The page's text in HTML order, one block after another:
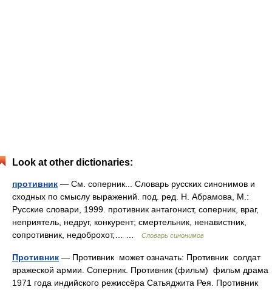
Look at other dictionaries:
противник — См. соперник... Словарь русских синонимов и
сходных по смыслу выражений. под. ред. Н. Абрамова, М.:
Русские словари, 1999. противник антагонист, соперник, враг,
неприятель, недруг, конкурент; смертельник, ненавистник,
сопротивник, недоброхот,… …
Словарь синонимов
Противник — Противник может означать: Противник солдат
вражеской армии. Соперник. Противник (фильм) фильм драма
1971 года индийского режиссёра Сатьяджита Рея. Противник